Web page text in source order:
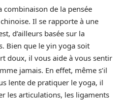
de la pensée
Il se rapporte à une
d’ailleurs basée sur la
Bien que le yin yoga soit
doux, il vous aide à vous sentir
jamais. En effet, même s’il
lente de pratiquer le yoga, il
les articulations, les ligaments